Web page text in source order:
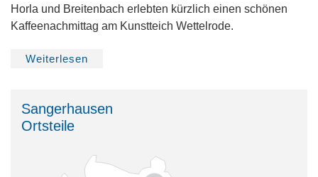
Horla und Breitenbach erlebten kürzlich einen schönen
Kaffeenachmittag am Kunstteich Wettelrode.
Weiterlesen
Sangerhausen
Ortsteile